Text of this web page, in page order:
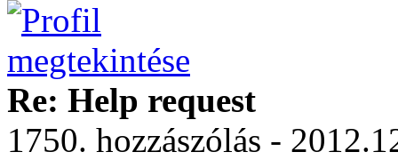
Re: Help request
1750. hozzászólás -